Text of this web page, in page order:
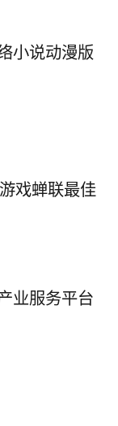
小说动漫版
戏蝉联最佳
业服务平台